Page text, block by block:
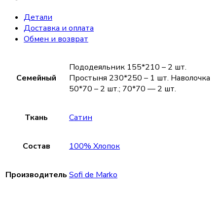
Детали
Доставка и оплата
Обмен и возврат
Семейный
Пододеяльник 155*210 – 2 шт.
Простыня 230*250 – 1 шт. Наволочка
50*70 – 2 шт.; 70*70 — 2 шт.
Ткань Сатин
Состав 100% Хлопок
Производитель Sofi de Marko